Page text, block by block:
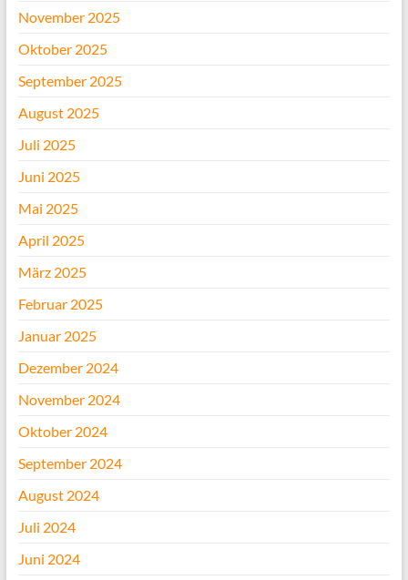
November 2025
Oktober 2025
September 2025
August 2025
Juli 2025
Juni 2025
Mai 2025
April 2025
März 2025
Februar 2025
Januar 2025
Dezember 2024
November 2024
Oktober 2024
September 2024
August 2024
Juli 2024
Juni 2024